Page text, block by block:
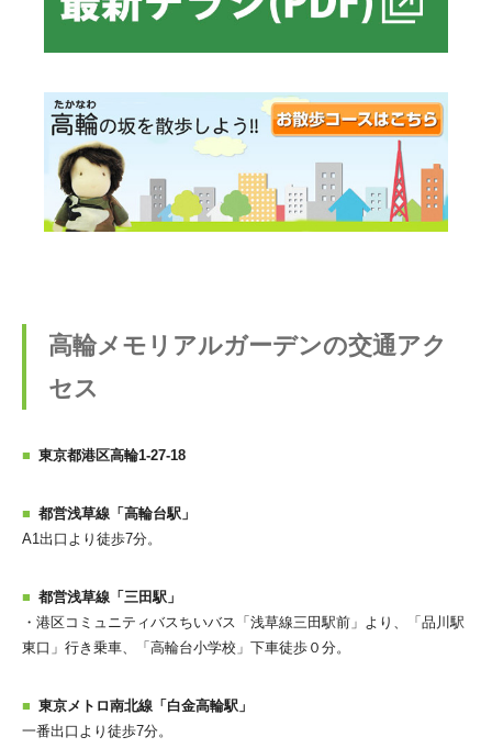
高輪メモリアルガーデンの交通アク
セス
東京都港区高輪1-27-18
都営浅草線「高輪台駅」
A1出口より徒歩7分。
都営浅草線「三田駅」
・港区コミュニティバスちいバス「浅草線三田駅前」より、「品川駅
東口」行き乗車、「高輪台小学校」下車徒歩０分。
東京メトロ南北線「白金高輪駅」
一番出口より徒歩7分。